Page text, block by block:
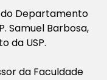
do Departamento
Samuel Barbosa,
da USP.
da Faculdade